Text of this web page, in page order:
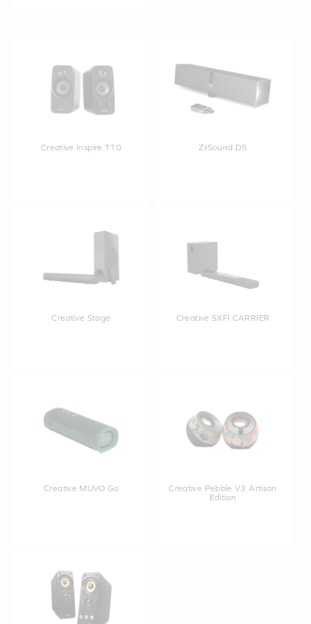
Creative Inspire T10 ZiiSound D5
Creative Stage Creative SXFI CARRIER
Creative MUVO Go
Creative Pebble V3 Artisan
Edition